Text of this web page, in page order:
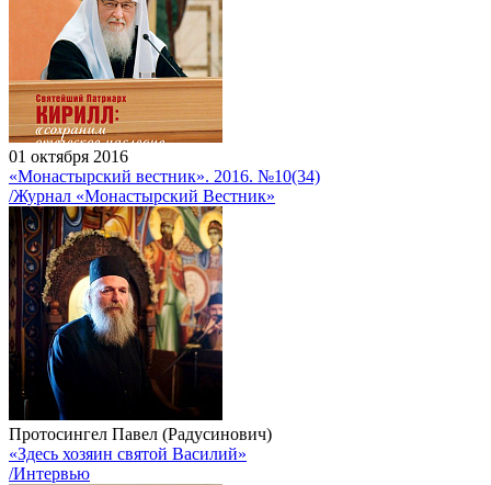
01 октября 2016
«Монастырский вестник». 2016. №10(34)
/Журнал «Монастырский Вестник»
Протосингел Павел (Радусинович)
«Здесь хозяин святой Василий»
/Интервью